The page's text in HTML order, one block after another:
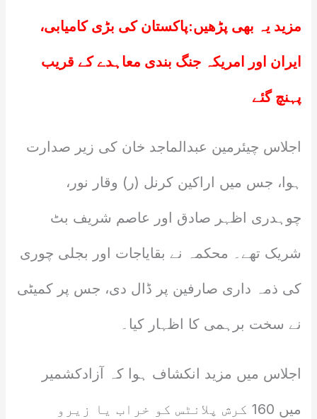
مزید یہ بھی پڑھیں:پاکستان کی بڑی کامیابی،
ایران اور امریکہ جنگ بندی معاہدے کے قریب
پہنچ گئے
اجلاس چیئرمین عبدالماجد خان کی زیر صدارت
ہوا، جس میں اراکین کرنل (ر) وقار نور،
چوہدری اظہر صادق اور عاصم شریف بٹ
شریک تھے۔ محکمہ نے بقایاجات اور بجلی چوری
کی ذمہ داری صارفین پر ڈال دی، جس پر کمیٹی
نے سخت برہمی کا اظہار کیا۔
اجلاس میں مزید انکشاف ہوا کہ آزادکشمیر
میں 160 کرش پلانٹس کو خراب یا زیرو